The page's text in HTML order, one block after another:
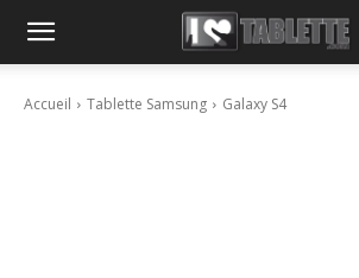
Accueil Tablette Samsung Galaxy S4